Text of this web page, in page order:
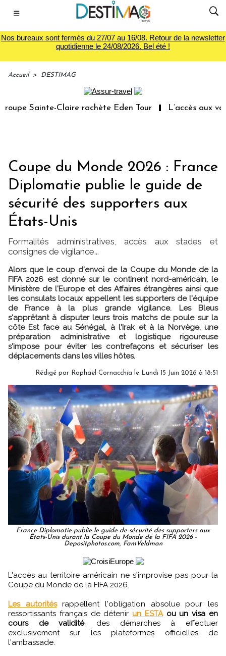
☰
Nos bureaux sont fermés du 27/07 au 16/08. Retour de la newsletter
quotidienne le 24/08/2026. Bel été !
Accueil > DESTIMAG
Sainte-Claire rachète Eden Tour L’accès aux
Coupe du Monde 2026 : France
Diplomatie publie le guide de
sécurité des supporters aux
États-Unis
Formalités administratives, accès aux stades et
consignes de vigilance...
Alors que le coup d'envoi de la Coupe du Monde de la
FIFA 2026 est donné sur le continent nord-américain, le
Ministère de l'Europe et des Affaires étrangères ainsi que
les consulats locaux appellent les supporters de l'équipe
de France à la plus grande vigilance. Les Bleus
s'apprêtant à disputer leurs trois matchs de poule sur la
côte Est face au Sénégal, à l'Irak et à la Norvège, une
préparation administrative et logistique rigoureuse
s'impose pour éviter les contrefaçons et sécuriser les
déplacements dans les villes hôtes.
Rédigé par Raphaël Cornacchia le Lundi 15 Juin 2026 à 18:51
France Diplomatie publie le guide de sécurité des supporters aux
États-Unis durant la Coupe du Monde de la FIFA 2026 -
Depositphotos.com, FamVeldman
L'accès au territoire américain ne s'improvise pas pour la
Coupe du Monde de la FIFA 2026.
Les autoritésrappellent l'obligation absolue pour les
ressortissants français de détenirun ESTA ou un visa en
cours de validité, des démarches à effectuer
exclusivement sur les plateformes officielles de
l'ambassade.